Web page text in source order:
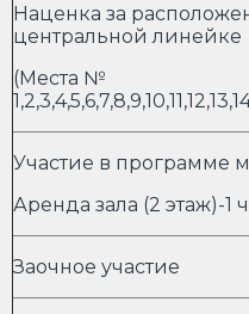
Наценка за
центральной линейке
(Места №
Участие в программе
Аренда зала (2 этаж)-1
Заочное участие